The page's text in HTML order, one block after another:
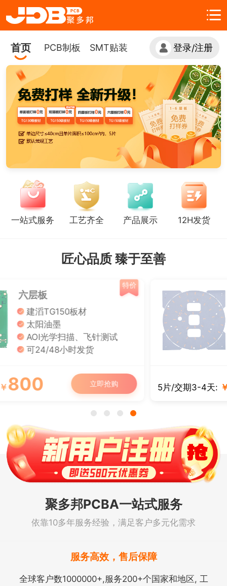
首页 PCB制板 SMT贴装 登录/注册
一站式服务 工艺齐全 产品展示 12H发货
匠心品质 臻于至善
单面铝基板
有铅喷锡、白油黑字
板厚： 1.0/1.2/1.6 mm
可12/24小时发货
5片/交期3-4天: 50 立即抢购
聚多邦PCBA一站式服务
依靠10多年服务经验，满足客户多元化需求
服务高效，售后保障
全球客户数1000000+,服务200+个国家和地区, 工